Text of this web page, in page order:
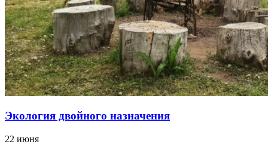
Экология двойного назначения
22 июня